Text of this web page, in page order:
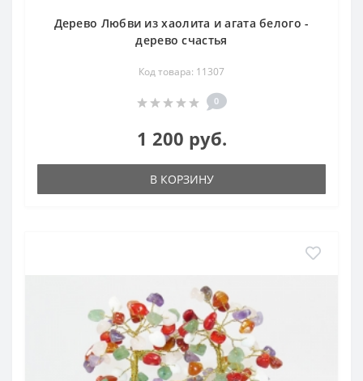
Дерево Любви из хаолита и агата белого -
дерево счастья
Код товара: 11307
0
1 200 руб.
В КОРЗИНУ